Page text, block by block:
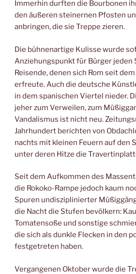
Immerhin durften die Bourbonen
den äußeren steinernen Pfosten
anbringen, die sie Treppe zieren.
Die bühnenartige Kulisse wurde
Anziehungspunkt für Bürger jeden
Reisende, denen sich Rom seit
erfreute. Auch die deutsche
in dem spanischen Viertel nieder.
jeher zum Verweilen, zum
Vandalismus ist nicht neu.
Jahrhundert berichten von
nachts mit kleinen Feuern auf den
unter deren Hitze die
Seit dem Aufkommen des
die Rokoko-Rampe jedoch kaum
Spuren undisziplinierter
die Nacht die Stufen bevölkern:
Tomatensoße und sonstige
die sich als dunkle Flecken in den
festgetreten haben.
Vergangenen Oktober wurde die